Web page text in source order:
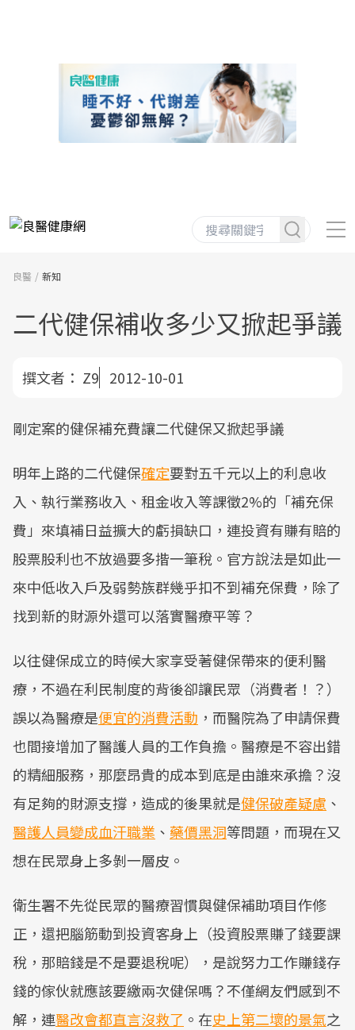
良醫 新知
二代健保補收多少又掀起爭議
撰文者： Z9 2012-10-01
剛定案的健保補充費讓二代健保又掀起爭議
明年上路的二代健保確定要對五千元以上的利息收
入、執行業務收入、租金收入等課徵2%的「補充保
費」來填補日益擴大的虧損缺口，連投資有賺有賠的
股票股利也不放過要多揩一筆稅。官方說法是如此一
來中低收入戶及弱勢族群幾乎扣不到補充保費，除了
找到新的財源外還可以落實醫療平等？
以往健保成立的時候大家享受著健保帶來的便利醫
療，不過在利民制度的背後卻讓民眾（消費者！？）
誤以為醫療是便宜的消費活動 ，而醫院為了申請保費
也間接增加了醫護人員的工作負擔。醫療是不容出錯
的精細服務，那麼昂貴的成本到底是由誰來承擔？沒
有足夠的財源支撐，造成的後果就是健保破產疑慮 、
醫護人員變成血汗職業 、 藥價黑洞等問題，而現在又
想在民眾身上多剝一層皮。
衛生署不先從民眾的醫療習慣與健保補助項目作修
正，還把腦筋動到投資客身上（投資股票賺了錢要課
稅，那賠錢是不是要退稅呢），是說努力工作賺錢存
錢的傢伙就應該要繳兩次健保嗎？不僅網友們感到不
解，連醫改會都直言沒救了 。在史上第二壞的景氣之